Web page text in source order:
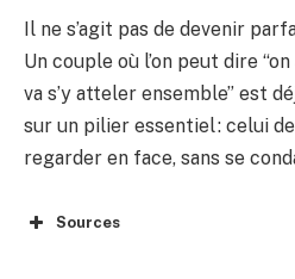
Il ne s’agit pas de devenir
Un couple où l’on peut dire
va s’y atteler ensemble” est
sur un pilier essentiel : celui
regarder en face, sans se
Sources